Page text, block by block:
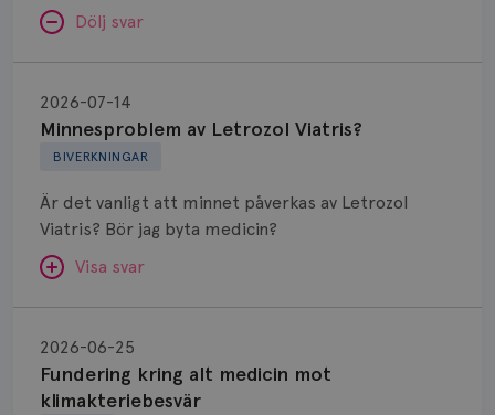
Dölj svar
BIVERKNINGAR
Minnesproblem av Letrozol Viatris?
2026-07-14
Är det vanligt att minnet påverkas av Letrozol
Viatris? Bör jag byta medicin?
Visa svar
SVAR:
Hej. Oavsett vilken hormonsänkande behandling
(men även cytostatika) man får så kan en del
Letrozol
Viatris?
Fundering kring alt medicin mot
klimakteriebesvär
2026-06-25
kring
medicin